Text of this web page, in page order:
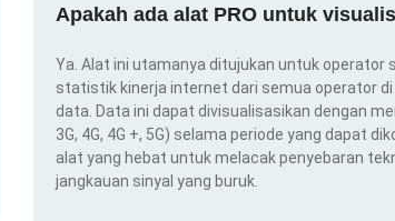
Apakah ada alat PRO untuk
Ya. Alat ini utamanya ditujukan untuk operator
statistik kinerja internet dari semua operator
data. Data ini dapat divisualisasikan dengan
3G, 4G, 4G +, 5G) selama periode yang dapat
alat yang hebat untuk melacak penyebaran
jangkauan sinyal yang buruk.